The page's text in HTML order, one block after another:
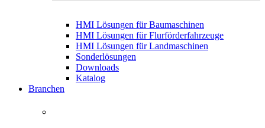
HMI Lösungen für Baumaschinen
HMI Lösungen für Flurförderfahrzeuge
HMI Lösungen für Landmaschinen
Sonderlösungen
Downloads
Katalog
Branchen